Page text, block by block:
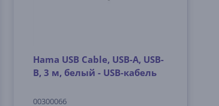
Hama USB Cable, USB-A, USB-
B, 3 м, белый - USB-кабель
00300066